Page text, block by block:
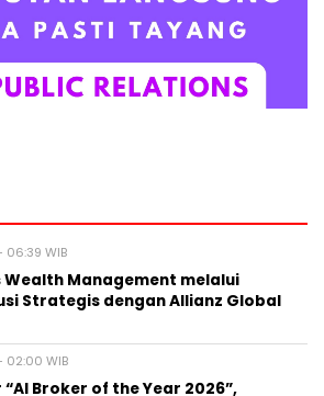
WIB
Wealth Management melalui
Strategis dengan Allianz Global
WIB
Broker of the Year 2026”,